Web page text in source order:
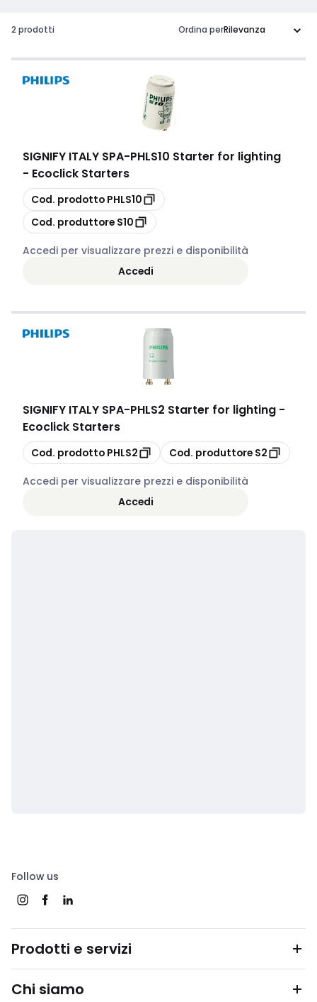
2 prodotti Ordina per
SIGNIFY ITALY SPA-PHLS10 Starter for lighting
- Ecoclick Starters
copia
Cod. prodotto PHLS10
copia
Cod. produttore S10
Accedi per visualizzare prezzi e disponibilità
Accedi
SIGNIFY ITALY SPA-PHLS2 Starter for lighting -
Ecoclick Starters
copia
Cod. prodotto PHLS2 copia
Cod. produttore S2
Accedi per visualizzare prezzi e disponibilità
Accedi
Follow us
Prodotti e servizi
Chi siamo